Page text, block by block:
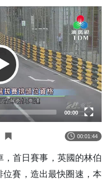
00:00
00:01:44
首日賽事，英國的林伯
賽，造出最快圈速，本